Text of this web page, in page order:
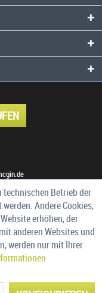
technischen Betrieb der
Andere Cookies,
erhöhen, der
anderen Websites und
werden nur mit Ihrer